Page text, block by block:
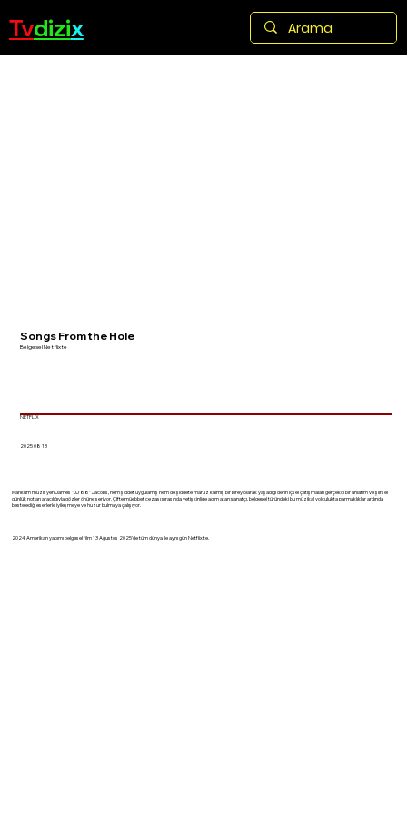
Tvdizix
Songs From the Hole
Belgesel Netflixte
NETFLIX
2025 08 13
Mahkûm müzisyen James "JJ'88" Jacobs, hem şiddet uygulamış hem de şiddete maruz kalmış bir birey olarak yaşadığı derin içsel çatışmaları gerçekçi bir anlatım ve şiirsel
günlük notları aracılığıyla gözler önüne seriyor. Çifte müebbet cezası sırasında yetişkinliğe adım atan sanatçı, belgesel türündeki bu müzikal yolculukta parmaklıklar ardında
bestelediği eserlerle iyileşmeye ve huzur bulmaya çalışıyor.
2024 Amerikan yapımı belgesel film 13 Ağustos 2025'de tüm dünya ile aynı gün Netflix'te.